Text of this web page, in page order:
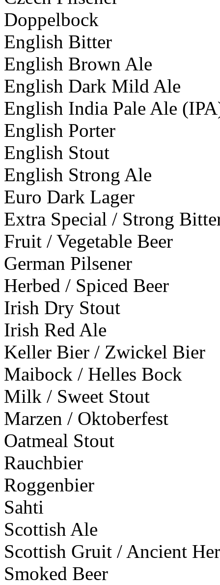
Doppelbock
English Bitter
English Brown Ale
English Dark Mild Ale
English India Pale Ale
English Porter
English Stout
English Strong Ale
Euro Dark Lager
Extra Special / Strong
Fruit / Vegetable Beer
German Pilsener
Herbed / Spiced Beer
Irish Dry Stout
Irish Red Ale
Keller Bier / Zwickel Bier
Maibock / Helles Bock
Milk / Sweet Stout
Marzen / Oktoberfest
Oatmeal Stout
Rauchbier
Roggenbier
Sahti
Scottish Ale
Scottish Gruit / Ancient
Smoked Beer